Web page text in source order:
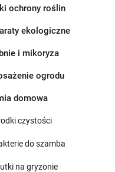
ochrony roślin
ekologiczne
i mikoryza
ogrodu
domowa
czystości
do szamba
na gryzonie